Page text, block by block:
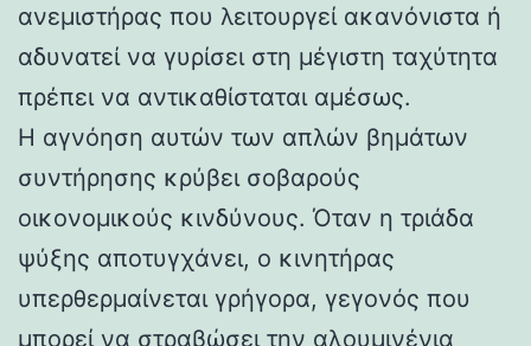
ανεμιστήρας που λειτουργεί ακανόνιστα ή
αδυνατεί να γυρίσει στη μέγιστη ταχύτητα
πρέπει να αντικαθίσταται αμέσως.
Η αγνόηση αυτών των απλών βημάτων
συντήρησης κρύβει σοβαρούς
οικονομικούς κινδύνους. Όταν η τριάδα
ψύξης αποτυγχάνει, ο κινητήρας
υπερθερμαίνεται γρήγορα, γεγονός που
μπορεί να στραβώσει την αλουμινένια